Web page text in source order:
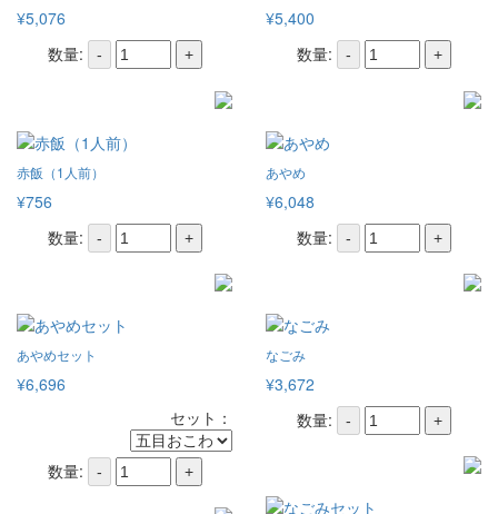
¥5,076
数量:
- +
¥5,400
数量:
- +
赤飯（1人前）
¥756
数量:
- +
あやめ
¥6,048
数量:
- +
あやめセット
¥6,696
セット：
数量: - +
なごみ
¥3,672
数量:
- +